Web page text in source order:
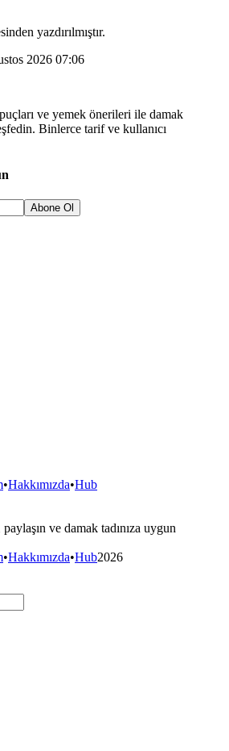
yazdırılmıştır.
2026 07:06
ve yemek önerileri ile damak
Binlerce tarif ve kullanıcı
Abone Ol
•Hakkımızda•Hub
ve damak tadınıza uygun
•Hakkımızda•Hub2026